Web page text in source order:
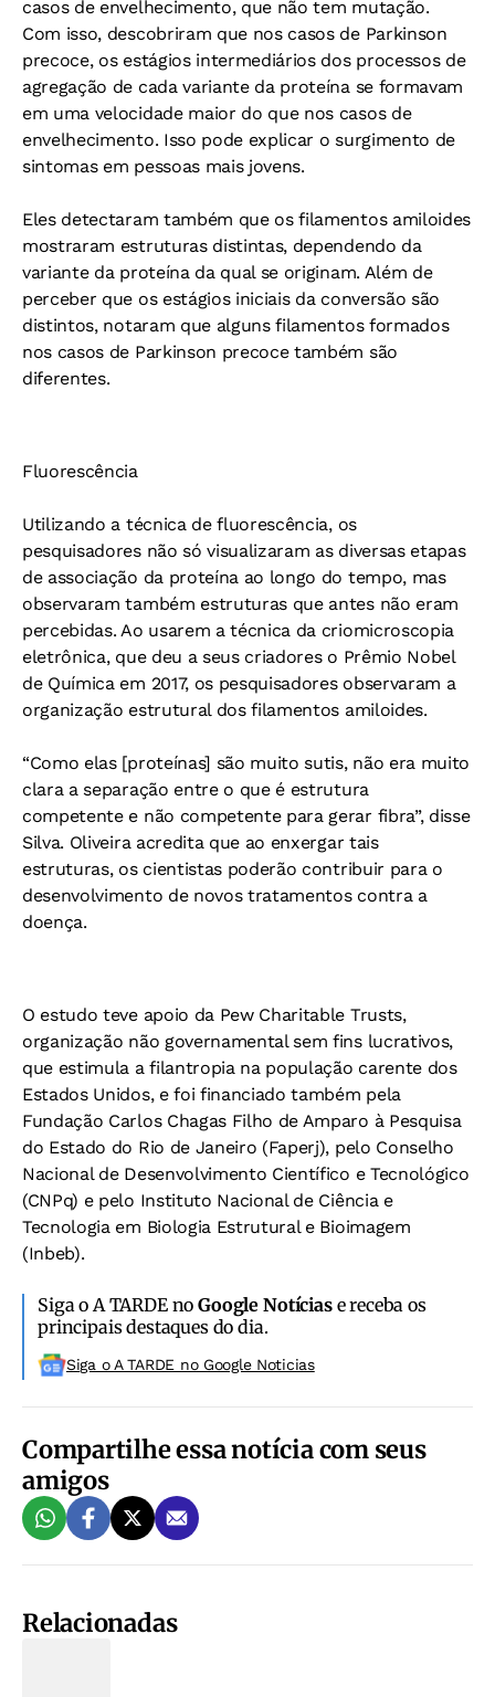
casos de envelhecimento, que não tem mutação.
Com isso, descobriram que nos casos de Parkinson
precoce, os estágios intermediários dos processos de
agregação de cada variante da proteína se formavam
em uma velocidade maior do que nos casos de
envelhecimento. Isso pode explicar o surgimento de
sintomas em pessoas mais jovens.
Eles detectaram também que os filamentos amiloides
mostraram estruturas distintas, dependendo da
variante da proteína da qual se originam. Além de
perceber que os estágios iniciais da conversão são
distintos, notaram que alguns filamentos formados
nos casos de Parkinson precoce também são
diferentes.
Fluorescência
Utilizando a técnica de fluorescência, os
pesquisadores não só visualizaram as diversas etapas
de associação da proteína ao longo do tempo, mas
observaram também estruturas que antes não eram
percebidas. Ao usarem a técnica da criomicroscopia
eletrônica, que deu a seus criadores o Prêmio Nobel
de Química em 2017, os pesquisadores observaram a
organização estrutural dos filamentos amiloides.
“Como elas [proteínas] são muito sutis, não era muito
clara a separação entre o que é estrutura
competente e não competente para gerar fibra”, disse
Silva. Oliveira acredita que ao enxergar tais
estruturas, os cientistas poderão contribuir para o
desenvolvimento de novos tratamentos contra a
doença.
O estudo teve apoio da Pew Charitable Trusts,
organização não governamental sem fins lucrativos,
que estimula a filantropia na população carente dos
Estados Unidos, e foi financiado também pela
Fundação Carlos Chagas Filho de Amparo à Pesquisa
do Estado do Rio de Janeiro (Faperj), pelo Conselho
Nacional de Desenvolvimento Científico e Tecnológico
(CNPq) e pelo Instituto Nacional de Ciência e
Tecnologia em Biologia Estrutural e Bioimagem
(Inbeb).
Siga o A TARDE noGoogle Notíciase receba os
principais destaques do dia.
Siga o A TARDE no Google Noticias
Compartilhe essa notícia com seus
amigos
Relacionadas